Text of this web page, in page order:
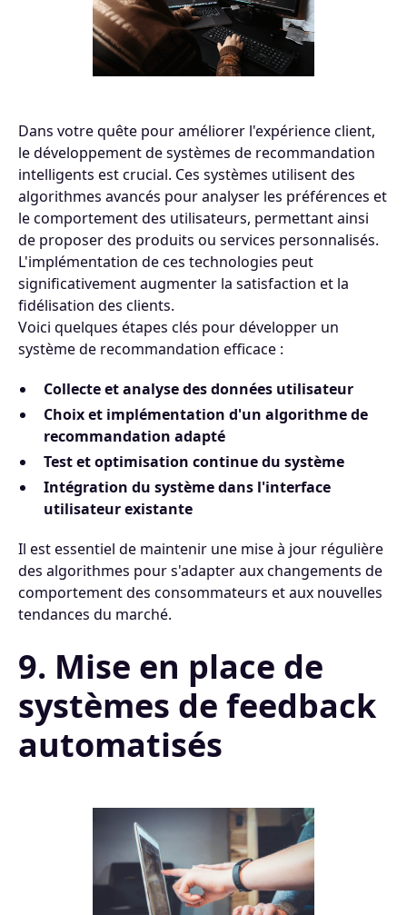
Dans votre quête pour améliorer l'expérience client,
le développement de systèmes de recommandation
intelligents est crucial. Ces systèmes utilisent des
algorithmes avancés pour analyser les préférences et
le comportement des utilisateurs, permettant ainsi
de proposer des produits ou services personnalisés.
L'implémentation de ces technologies peut
significativement augmenter la satisfaction et la
fidélisation des clients.
Voici quelques étapes clés pour développer un
système de recommandation efficace :
Collecte et analyse des données utilisateur
Choix et implémentation d'un algorithme de
recommandation adapté
Test et optimisation continue du système
Intégration du système dans l'interface
utilisateur existante
Il est essentiel de maintenir une mise à jour régulière
des algorithmes pour s'adapter aux changements de
comportement des consommateurs et aux nouvelles
tendances du marché.
9. Mise en place de
systèmes de feedback
automatisés